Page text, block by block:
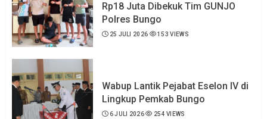
Rp18 Juta Dibekuk Tim GUNJO
Polres Bungo
25 JULI 2026 153 VIEWS
Wabup Lantik Pejabat Eselon IV di
Lingkup Pemkab Bungo
6 JULI 2026 254 VIEWS